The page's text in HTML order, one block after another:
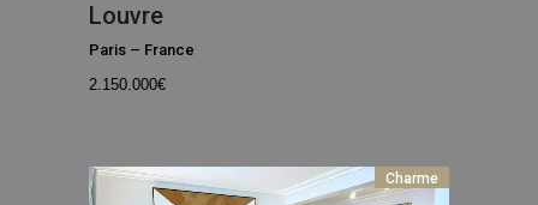
Louvre
Paris – France
2.150.000€
Charme